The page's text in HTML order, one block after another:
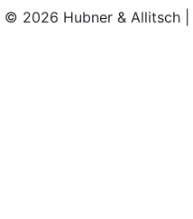
© 2026 Hubner & Allitsch |